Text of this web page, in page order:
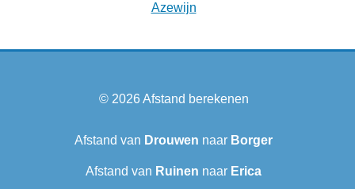
Azewijn
© 2026Afstand berekenen
Afstand van Drouwen naar Borger
Afstand van Ruinen naar Erica